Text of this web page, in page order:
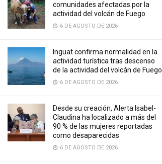
comunidades afectadas por la
actividad del volcán de Fuego
6 DE AGOSTO DE 2026
Inguat confirma normalidad en la
actividad turística tras descenso
de la actividad del volcán de Fuego
6 DE AGOSTO DE 2026
Desde su creación, Alerta Isabel-
Claudina ha localizado a más del
90 % de las mujeres reportadas
como desaparecidas
6 DE AGOSTO DE 2026